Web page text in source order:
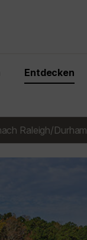
Entdecken
Raleigh/Durham